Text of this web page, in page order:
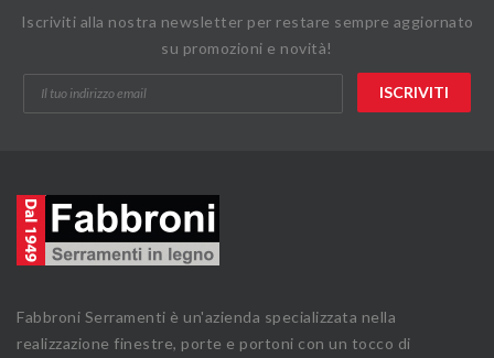
Iscriviti alla nostra newsletter per restare sempre aggiornato
su promozioni e novità!
Fabbroni Serramenti è un'azienda specializzata nella
realizzazione finestre, porte e portoni con un tocco di